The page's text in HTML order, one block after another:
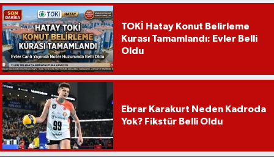
TOKİ Hatay Konut Belirleme
Kurası Tamamlandı: Evler Belli
Oldu
Ebrar Karakurt Neden Kadroda
Yok? Fikstür Belli Oldu